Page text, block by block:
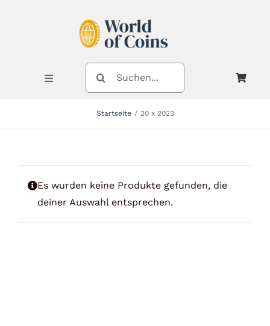
Toggle
Navigation
SUCHE
NACH:
Startseite 20 x 2023
Es wurden keine Produkte gefunden, die
deiner Auswahl entsprechen.